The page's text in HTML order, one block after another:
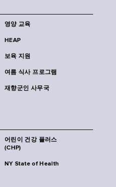
영양 교육
HEAP
보육 지원
여름 식사 프로그램
재향군인 사무국
어린이 건강 플러스
(CHP)
NY State of Health